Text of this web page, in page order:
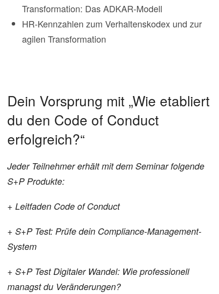
Transformation: Das ADKAR-Modell
HR-Kennzahlen zum Verhaltenskodex und zur
agilen Transformation
Dein Vorsprung mit „Wie etabliert
du den Code of Conduct
erfolgreich?“
Jeder Teilnehmer erhält mit dem Seminar folgende
S+P Produkte:
+ Leitfaden Code of Conduct
+ S+P Test: Prüfe dein Compliance-Management-
System
+ S+P Test Digitaler Wandel: Wie professionell
managst du Veränderungen?